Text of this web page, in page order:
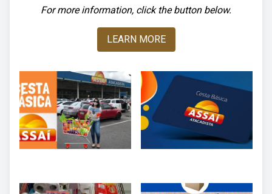
For more information, click the button below.
LEARN MORE